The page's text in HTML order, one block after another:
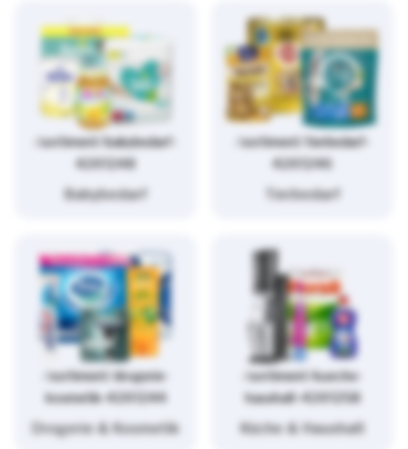
/sortiment/babybedarf-
4261248
Babybedarf
/sortiment/tierbedarf-
4261246
Tierbedarf
/sortiment/drogerie-
kosmetik-4261244
Drogerie & Kosmetik
/sortiment/kueche-
haushalt-4261258
Küche & Haushalt